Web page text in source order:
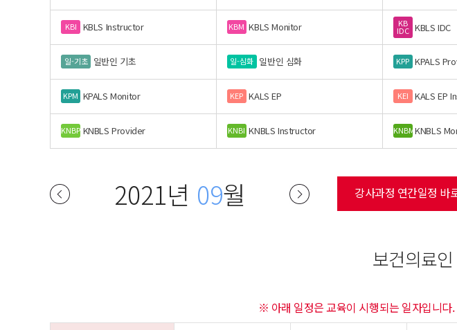
KBI KBLS Instructor KBM KBLS Monitor KB
IDC KBLS IDC
일-기초 일반인 기초 일-심화 일반인 심화 KPP KPALS
KPM KPALS Monitor KEP KALS EP KEI KALS EP
KNBP KNBLS Provider KNBI KNBLS Instructor KNBMKNBLS
2021년 09월 강사과정 연간일정 바
보건의료
※ 아래 일정은 교육이 시행되는 일자입니